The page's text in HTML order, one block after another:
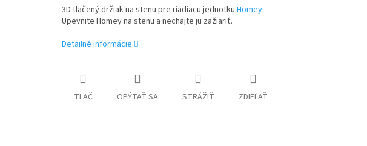
3D tlačený držiak na stenu pre riadiacu jednotkuHomey.
Upevnite Homey na stenu a nechajte ju zažiariť.
Detailné informácie
TLAČ OPÝTAŤ SA STRÁŽIŤ ZDIEĽAŤ